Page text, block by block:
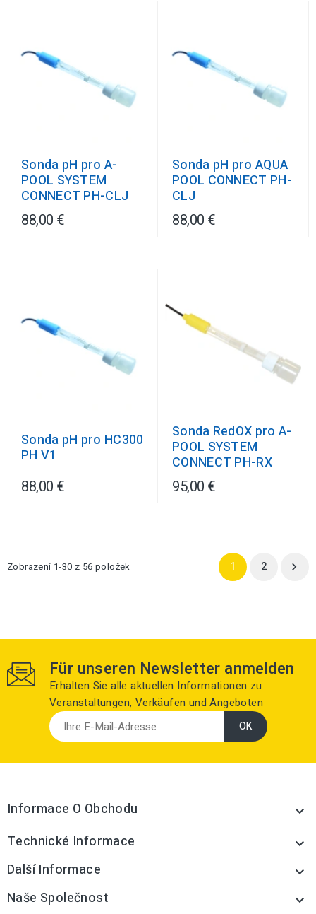
Sonda pH pro A-
POOL SYSTEM
CONNECT PH-CLJ
88,00 €
Sonda pH pro AQUA
POOL CONNECT PH-
CLJ
88,00 €
Sonda pH pro HC300
PH V1
88,00 €
Sonda RedOX pro A-
POOL SYSTEM
CONNECT PH-RX
95,00 €
Zobrazení 1-30 z 56 položek 1 2 
Für unseren Newsletter anmelden
Erhalten Sie alle aktuellen Informationen zu
Veranstaltungen, Verkäufen und Angeboten
Informace O Obchodu 
Technické Informace 
Další Informace 
Naše Společnost 